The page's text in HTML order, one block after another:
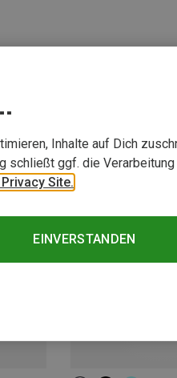
Inhalte auf Dich
schließt ggf. die
Site.
EINVERSTANDEN